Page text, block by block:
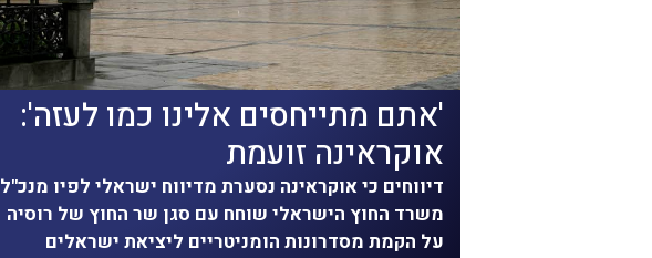
'אתם מתייחסים אלינו כמו לעזה':
אוקראינה זועמת
דיווחים כי אוקראינה נסערת מדיווח ישראלי לפיו מנכ"ל
משרד החוץ הישראלי שוחח עם סגן שר החוץ של רוסיה
על הקמת מסדרונות הומניטריים ליציאת ישראלים